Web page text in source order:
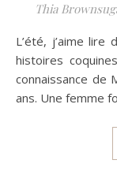
Thia
L’été, j’aime lire des choses légères, m’évader avec des
histoires
connaissance de
ans. Une femme